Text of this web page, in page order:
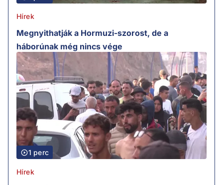
Hírek
Megnyithatják a Hormuzi-szorost, de a
háborúnak még nincs vége
1 perc
Hírek